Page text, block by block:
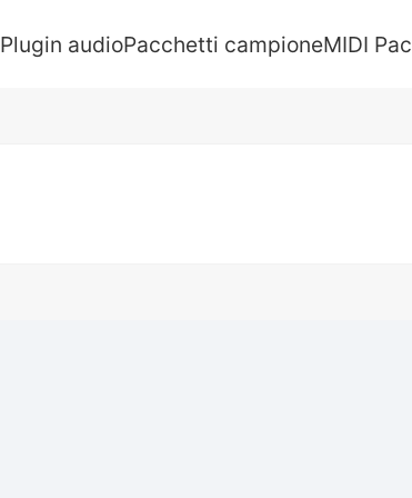
Plugin audioPacchetti campioneMIDI